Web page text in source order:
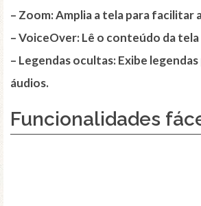
– Zoom: Amplia a tela para facilitar
– VoiceOver: Lê o conteúdo da
– Legendas ocultas: Exibe
áudios.
Funcionalidades